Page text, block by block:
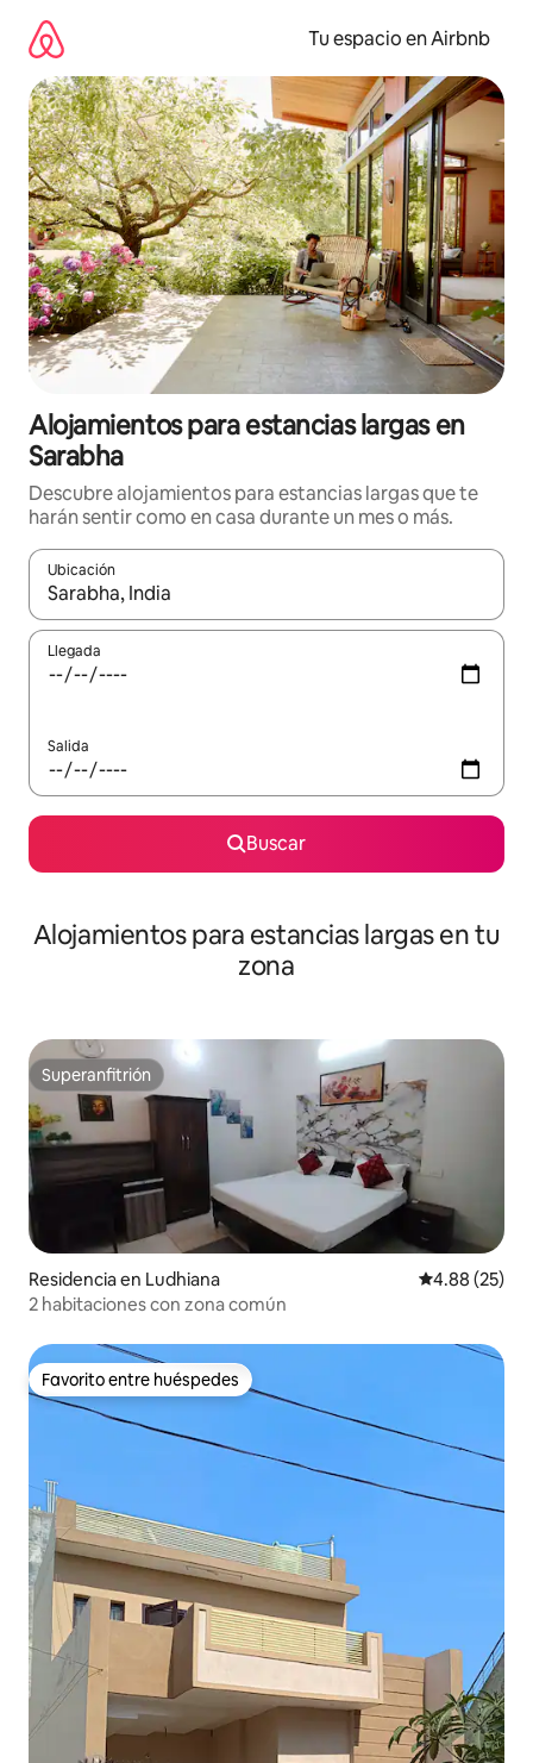
contenido
Tu espacio en Airbnb
Alojamientos para estancias largas en
Sarabha
Descubre alojamientos para estancias largas que te
harán sentir como en casa durante un mes o más.
Ubicación
Cuando los resultados estén disponibles, podrás navegar
Llegada
Salida
Buscar
Alojamientos para estancias largas en tu
zona
Superanfitrión
Superanfitrión
Residencia en Ludhiana Calificación
4.88 (25)
2 habitaciones con zona común
Favorito entre huéspedes
Favorito entre huéspedes